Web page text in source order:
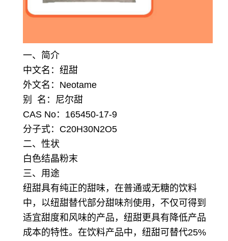
一、简介
中文名：纽甜
外文名：Neotame
别 名：尼尔甜
CAS No：165450-17-9
分子式：C20H30N2O5
二、性状
白色结晶粉末
三、用途
纽甜具有纯正的甜味，在普通或无糖的饮料
中，以纽甜替代部分甜味剂使用，不仅可得到
适宜甜度和风味的产品，纽甜更具有降低产品
成本的特性。 在饮料产品中，纽甜可替代25%